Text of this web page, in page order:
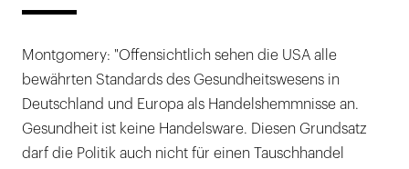
Montgomery: "Offensichtlich sehen die USA alle
bewährten Standards des Gesundheitswesens in
Deutschland und Europa als Handelshemmnisse an.
Gesundheit ist keine Handelsware. Diesen Grundsatz
darf die Politik auch nicht für einen Tauschhandel